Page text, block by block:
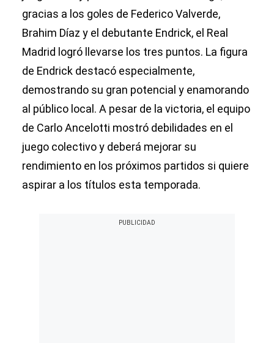
gracias a los goles de Federico Valverde,
Brahim Díaz y el debutante Endrick, el Real
Madrid logró llevarse los tres puntos. La figura
de Endrick destacó especialmente,
demostrando su gran potencial y enamorando
al público local. A pesar de la victoria, el equipo
de Carlo Ancelotti mostró debilidades en el
juego colectivo y deberá mejorar su
rendimiento en los próximos partidos si quiere
aspirar a los títulos esta temporada.